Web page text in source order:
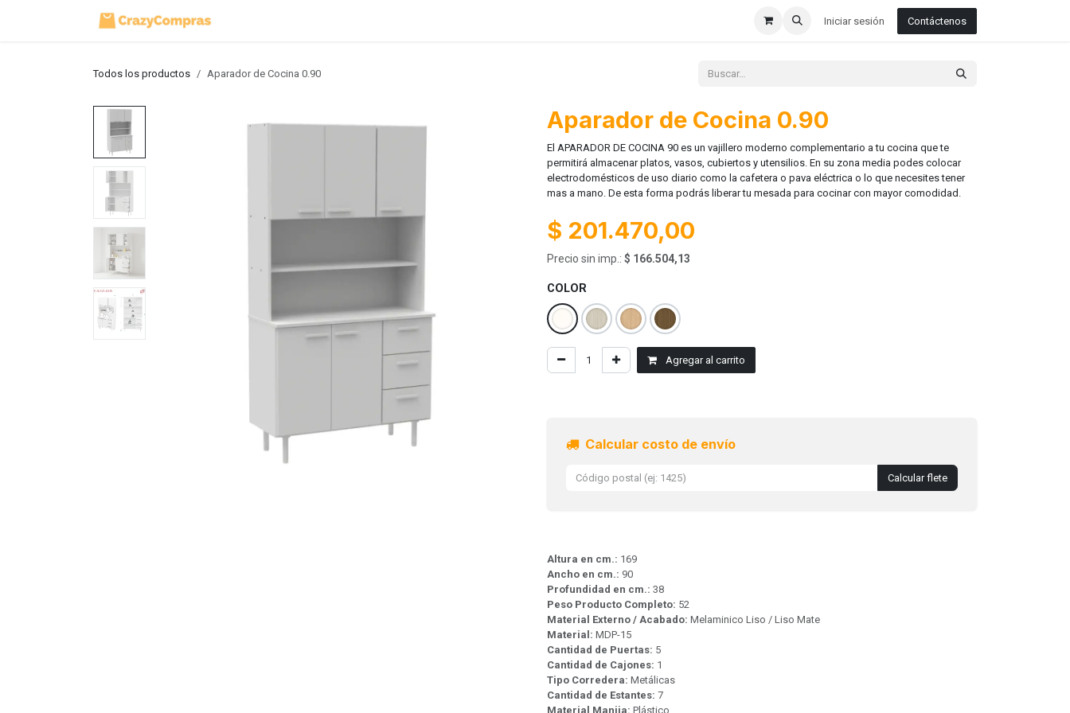
Iniciar sesión Contáctenos
Todos los productos Aparador de Cocina 0.90
Aparador de Cocina 0.90
El APARADOR DE COCINA 90 es un vajillero moderno complementario a tu cocina que te
permitirá almacenar platos, vasos, cubiertos y utensilios. En su zona media podes colocar
electrodomésticos de uso diario como la cafetera o pava eléctrica o lo que necesites tener
mas a mano. De esta forma podrás liberar tu mesada para cocinar con mayor comodidad.
$ 201.470,00
Precio sin imp.: $ 166.504,13
COLOR
Agregar al carrito
Calcular costo de envío
Calcular flete
Altura en cm.: 169
Ancho en cm.: 90
Profundidad en cm.: 38
Peso Producto Completo: 52
Material Externo / Acabado: Melaminico Liso / Liso Mate
Material: MDP-15
Cantidad de Puertas: 5
Cantidad de Cajones: 1
Tipo Corredera: Metálicas
Cantidad de Estantes: 7
Material Manija: Plástico